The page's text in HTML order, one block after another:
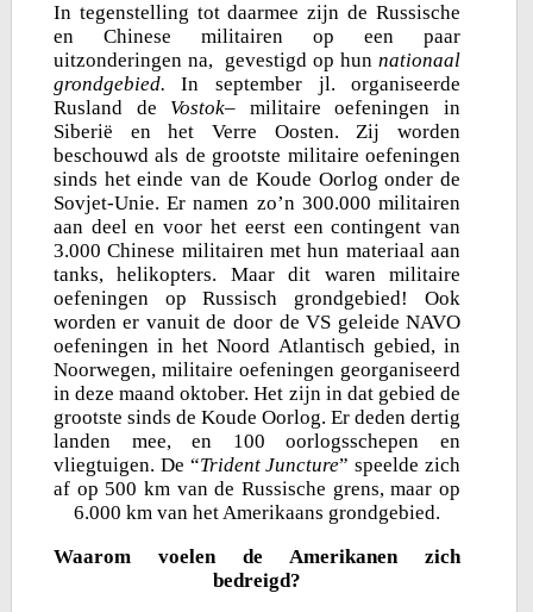
In tegenstelling tot daarmee zijn de Russische
en Chinese militairen op een paar
uitzonderingen na, gevestigd op hunnationaal
grondgebied. In september jl. organiseerde
Rusland de Vostok– militaire oefeningen in
Siberië en het Verre Oosten. Zij worden
beschouwd als de grootste militaire oefeningen
sinds het einde van de Koude Oorlog onder de
Sovjet-Unie. Er namen zo’n 300.000 militairen
aan deel en voor het eerst een contingent van
3.000 Chinese militairen met hun materiaal aan
tanks, helikopters. Maar dit waren militaire
oefeningen op Russisch grondgebied! Ook
worden er vanuit de door de VS geleide NAVO
oefeningen in het Noord Atlantisch gebied, in
Noorwegen, militaire oefeningen georganiseerd
in deze maand oktober. Het zijn in dat gebied de
grootste sinds de Koude Oorlog. Er deden dertig
landen mee, en 100 oorlogsschepen en
vliegtuigen. De “Trident Juncture” speelde zich
af op 500 km van de Russische grens, maar op
6.000 km van het Amerikaans grondgebied.
Waarom voelen de Amerikanen zich
bedreigd?